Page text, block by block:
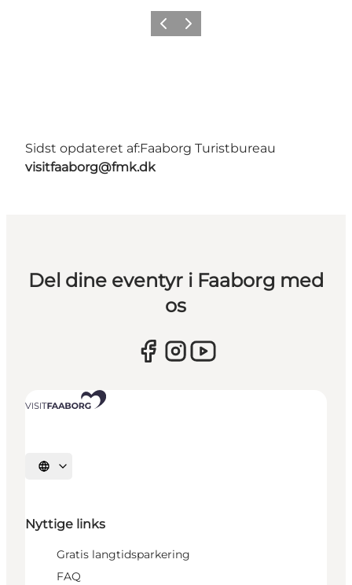
Forrige billede
Næste billede
Sidst opdateret af:Faaborg Turistbureau
visitfaaborg@fmk.dk
Del dine eventyr i Faaborg med
os
Vælg sprog
Nyttige links
Gratis langtidsparkering
FAQ